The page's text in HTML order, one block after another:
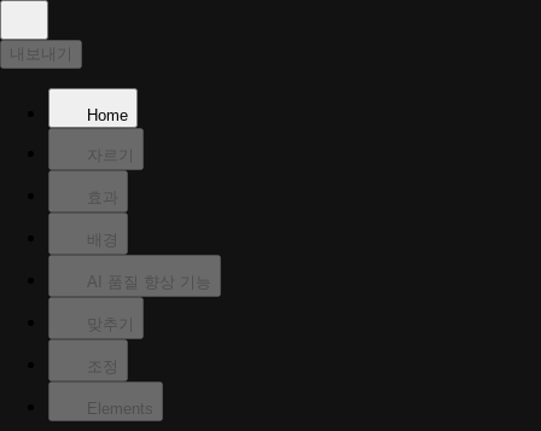
내보내기
Home
자르기
효과
배경
AI 품질 향상 기능
맞추기
조정
Elements